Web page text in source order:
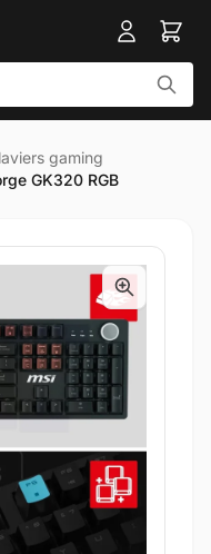
gaming
GK320 RGB